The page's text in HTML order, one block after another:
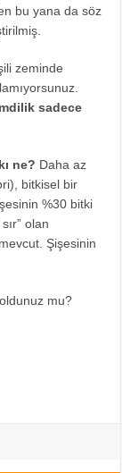
bu yana da söz
zeminde
sadece
ne? Daha az
bitkisel bir
%30 bitki
olan
Şişesinin
mu?